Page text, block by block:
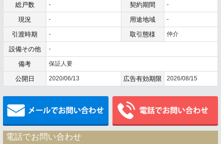
総戸数 - 契約期間 -
現況 - 用途地域 -
引渡時期 - 取引態様 仲介
設備その他 -
備考 保証人要
公開日 2020/06/13 広告有効期限 2026/08/15
メールでお問い合わせ
電話でお問い合わせ